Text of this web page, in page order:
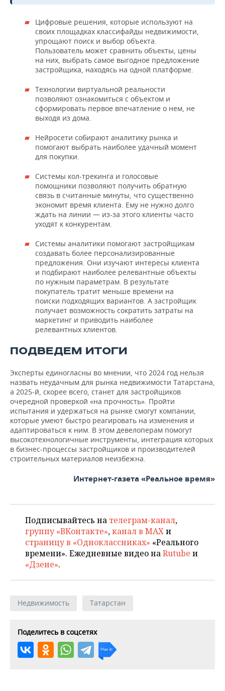
Цифровые решения, которые используют на
своих площадках классифайды недвижимости,
упрощают поиск и выбор объекта.
Пользователь может сравнить объекты, цены
на них, выбрать самое выгодное предложение
застройщика, находясь на одной платформе.
Технологии виртуальной реальности
позволяют ознакомиться с объектом и
сформировать первое впечатление о нем, не
выходя из дома.
Нейросети собирают аналитику рынка и
помогают выбрать наиболее удачный момент
для покупки.
Системы кол-трекинга и голосовые
помощники позволяют получить обратную
связь в считанные минуты, что существенно
экономит время клиента. Ему не нужно долго
ждать на линии — из-за этого клиенты часто
уходят к конкурентам.
Системы аналитики помогают застройщикам
создавать более персонализированные
предложения. Они изучают интересы клиента
и подбирают наиболее релевантные объекты
по нужным параметрам. В результате
покупатель тратит меньше времени на
поиски подходящих вариантов. А застройщик
получает возможность сократить затраты на
маркетинг и приводить наиболее
релевантных клиентов.
ПОДВЕДЕМ ИТОГИ
Эксперты единогласны во мнении, что 2024 год нельзя
назвать неудачным для рынка недвижимости Татарстана,
а 2025-й, скорее всего, станет для застройщиков
очередной проверкой «на прочность». Пройти
испытания и удержаться на рынке смогут компании,
которые умеют быстро реагировать на изменения и
адаптироваться к ним. В этом девелоперам помогут
высокотехнологичные инструменты, интеграция которых
в бизнес-процессы застройщиков и производителей
строительных материалов неизбежна.
Интернет-газета «Реальное время»
Подписывайтесь на телеграм-канал,
группу «ВКонтакте»,канал в MAXи
страницу в «Одноклассниках» «Реального
времени». Ежедневные видео наRutube и
«Дзене».
Недвижимость Татарстан
Поделитесь в соцсетях